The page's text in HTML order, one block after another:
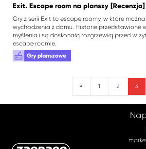
Exit. Escape room na planszy [Recenzja]
Gry z serii Exit to escape roomy, w które
wychodzenia z domu. Historie przedstawione
myślenia i są doskonałą rozgrzewką przed
escape roomie.
Gry planszowe
« 1 2 3